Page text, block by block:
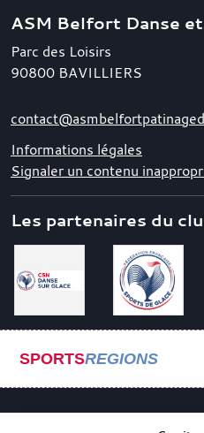
ASM Belfort Danse
Parc des Loisirs
90800 BAVILLIERS
Informations légales
Signaler un contenu
Les partenaires du
SPORTSREGIONS